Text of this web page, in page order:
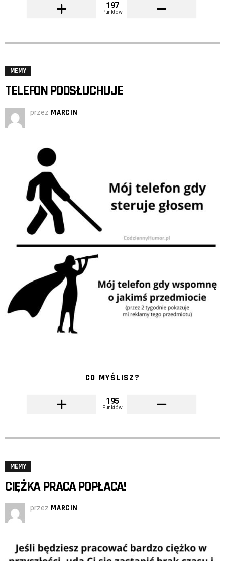
197
Punktów
MEMY
TELEFON PODSŁUCHUJE
przez MARCIN
CO MYŚLISZ?
195
Punktów
MEMY
CIĘŻKA PRACA POPŁACA!
przez MARCIN